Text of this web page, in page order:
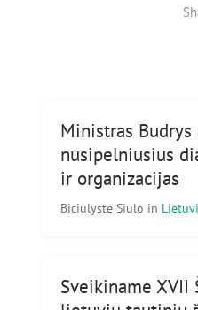
Ministras Budrys
nusipelniusius
ir organizacijas
Biciulystė Siūlo in
Sveikiname XVII